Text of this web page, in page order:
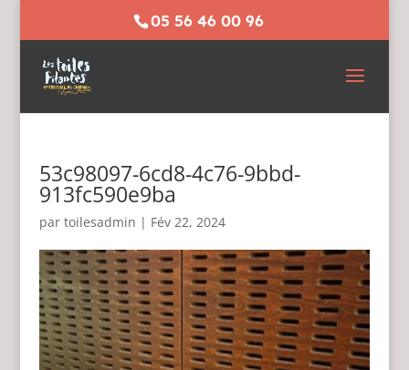
05 56 46 00 96
53c98097-6cd8-4c76-9bbd-
913fc590e9ba
par toilesadmin | Fév 22, 2024